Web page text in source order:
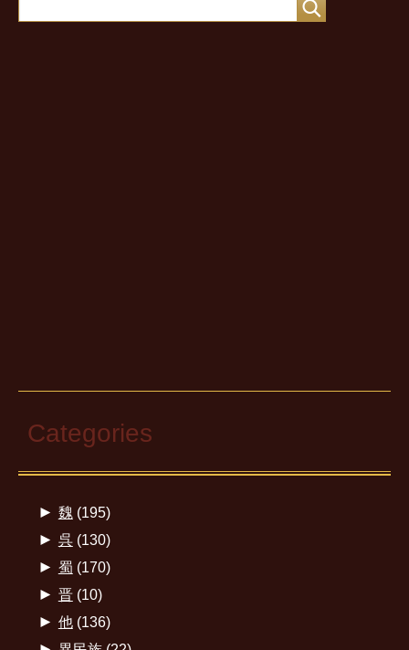
Categories
► 魏 (195)
► 呉(130)
► 蜀 (170)
► 晋(10)
► 他(136)